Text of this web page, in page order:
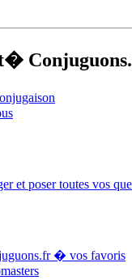
et poser toutes vos
� vos favoris